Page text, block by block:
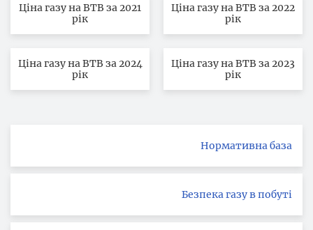
Ціна газу на ВТВ за 2021
рік
Ціна газу на ВТВ за 2022
рік
Ціна газу на ВТВ за 2024
рік
Ціна газу на ВТВ за 2023
рік
Нормативна база
Безпека газу в побуті